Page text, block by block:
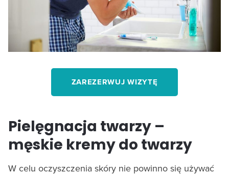
ZAREZERWUJ WIZYTĘ
Pielęgnacja twarzy –
męskie kremy do twarzy
W celu oczyszczenia skóry nie powinno się używać